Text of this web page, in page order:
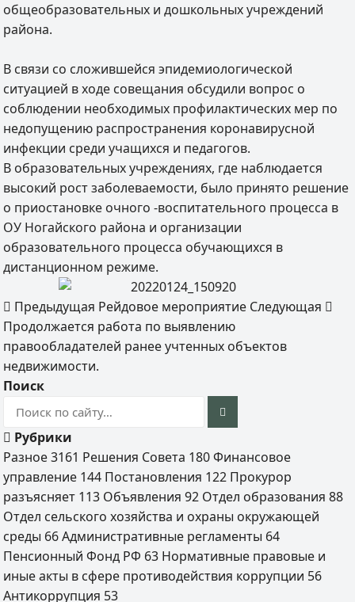
общеобразовательных и дошкольных учреждений
района.
В связи со сложившейся эпидемиологической
ситуацией в ходе совещания обсудили вопрос о
соблюдении необходимых профилактических мер по
недопущению распространения коронавирусной
инфекции среди учащихся и педагогов.
В образовательных учреждениях, где наблюдается
высокий рост заболеваемости, было принято решение
о приостановке очного -воспитательного процесса в
ОУ Ногайского района и организации
образовательного процесса обучающихся в
дистанционном режиме.
Предыдущая Рейдовое мероприятие Следующая
Продолжается работа по выявлению
правообладателей ранее учтенных объектов
недвижимости.
Поиск
Рубрики
Разное3161 Решения Совета 180 Финансовое
управление 144 Постановления 122 Прокурор
разъясняет 113 Объявления92 Отдел образования88
Отдел сельского хозяйства и охраны окружающей
среды 66 Административные регламенты 64
Пенсионный Фонд РФ 63 Нормативные правовые и
иные акты в сфере противодействия коррупции 56
Антикоррупция 53